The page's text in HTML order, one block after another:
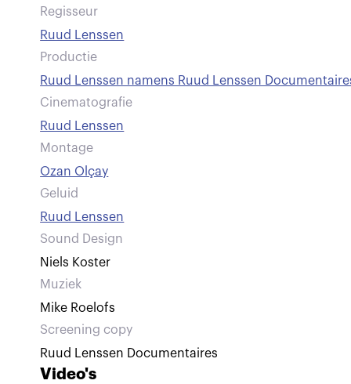
Regisseur
Ruud Lenssen
Productie
Ruud Lenssen namens Ruud Lenssen
Cinematografie
Ruud Lenssen
Montage
Ozan Olçay
Geluid
Ruud Lenssen
Sound Design
Niels Koster
Muziek
Mike Roelofs
Screening copy
Ruud Lenssen Documentaires
Video's